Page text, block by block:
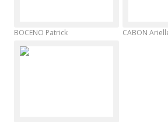
BOCENO Patrick CABON